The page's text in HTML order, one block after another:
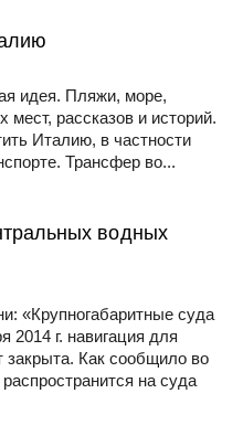
идея. Пляжи, море,
рассказов и историй.
Италию, в частности
Трансфер во...
водных
«Крупногабаритные суда
г. навигация для
Как сообщило во
на суда